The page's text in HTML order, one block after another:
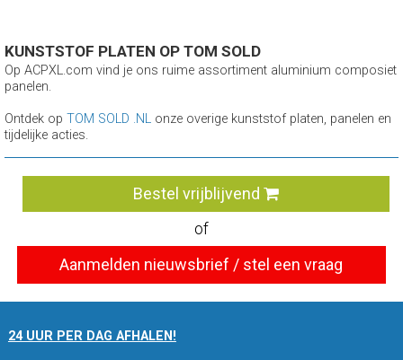
KUNSTSTOF PLATEN OP TOM SOLD
Op ACPXL.com vind je ons ruime assortiment aluminium composiet
panelen.
Ontdek op TOM SOLD .NL onze overige kunststof platen, panelen en
tijdelijke acties.
Bestel vrijblijvend
of
Aanmelden nieuwsbrief / stel een vraag
24 UUR PER DAG AFHALEN!